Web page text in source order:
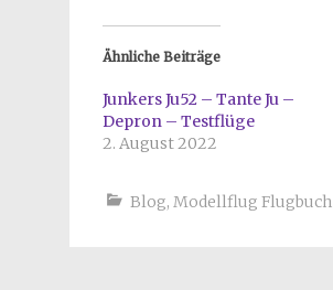
Ähnliche Beiträge
Junkers Ju52 – Tante Ju –
Depron – Testflüge
2. August 2022
Blog, Modellflug Flugbuch